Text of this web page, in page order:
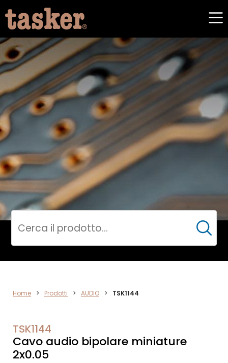
ELETTRONICA
Cerca
Home > Prodotti > AUDIO > TSK1144
TSK1144
Cavo audio bipolare miniature
2x0.05